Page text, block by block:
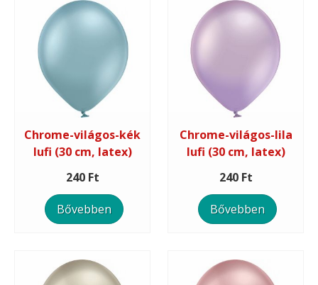
Chrome-világos-kék
lufi (30 cm, latex)
240 Ft
Bővebben
Chrome-világos-lila
lufi (30 cm, latex)
240 Ft
Bővebben